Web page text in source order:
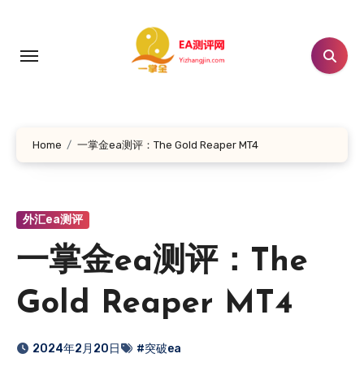
Home 一掌金ea测评：The Gold Reaper MT4
外汇ea测评
一掌金ea测评：The
Gold Reaper MT4
2024年2月20日 #突破ea